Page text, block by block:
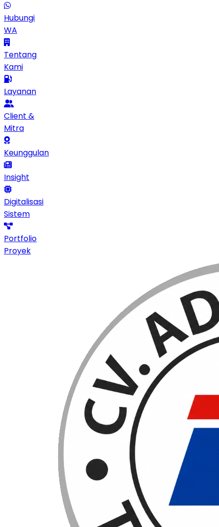
Hubungi
WA
Tentang
Kami
Layanan
Client &
Mitra
Keunggulan
Insight
Digitalisasi
Sistem
Portfolio
Proyek